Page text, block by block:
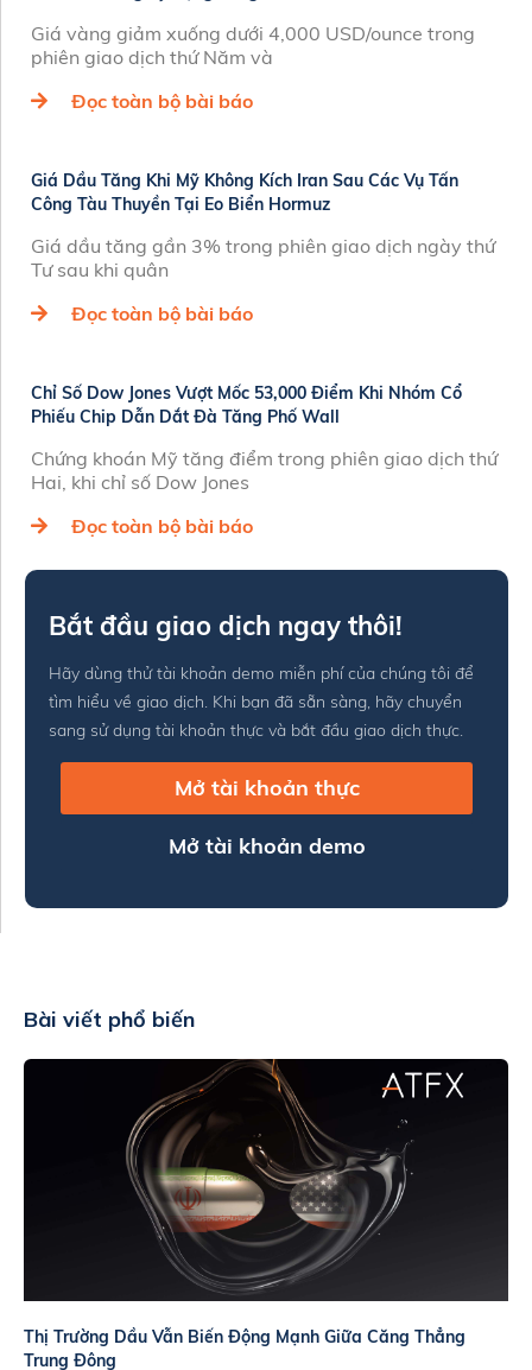
Giá vàng giảm xuống dưới 4,000 USD/ounce trong
phiên giao dịch thứ Năm và
Đọc toàn bộ bài báo
Giá Dầu Tăng Khi Mỹ Không Kích Iran Sau Các Vụ Tấn
Công Tàu Thuyền Tại Eo Biển Hormuz
Giá dầu tăng gần 3% trong phiên giao dịch ngày thứ
Tư sau khi quân
Đọc toàn bộ bài báo
Chỉ Số Dow Jones Vượt Mốc 53,000 Điểm Khi Nhóm Cổ
Phiếu Chip Dẫn Dắt Đà Tăng Phố Wall
Chứng khoán Mỹ tăng điểm trong phiên giao dịch thứ
Hai, khi chỉ số Dow Jones
Đọc toàn bộ bài báo
Bắt đầu giao dịch ngay thôi!
Hãy dùng thử tài khoản demo miễn phí của chúng tôi để
tìm hiểu về giao dịch. Khi bạn đã sẵn sàng, hãy chuyển
sang sử dụng tài khoản thực và bắt đầu giao dịch thực.
Mở tài khoản thực
Mở tài khoản demo
Bài viết phổ biến
Thị Trường Dầu Vẫn Biến Động Mạnh Giữa Căng Thẳng
Trung Đông